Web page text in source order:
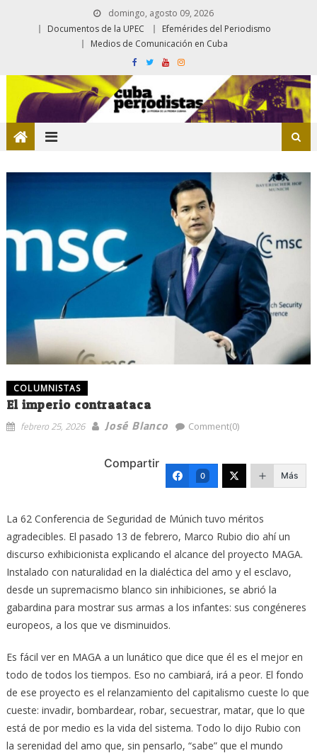
domingo, agosto 09, 2026
Documentos de la UPEC
Efemérides del Periodismo
Medios de Comunicación en Cuba
COLUMNISTAS
El imperio contraataca
febrero 25, 2026 José Blanco Comment(0)
Compartir
0 Más
La 62 Conferencia de Seguridad de Múnich tuvo méritos
agradecibles. El pasado 13 de febrero, Marco Rubio dio ahí un
discurso exhibicionista explicando el alcance del proyecto MAGA.
Instalado con naturalidad en la dialéctica del amo y el esclavo,
desde un supremacismo blanco sin inhibiciones, se abrió la
gabardina para mostrar sus armas a los infantes: sus congéneres
europeos, a los que ve disminuidos.
Es fácil ver en MAGA a un lunático que dice que él es el mejor en
todo de todos los tiempos. Eso no cambiará, irá a peor. El fondo
de ese proyecto es el relanzamiento del capitalismo cueste lo que
cueste: invadir, bombardear, robar, secuestrar, matar, que lo que
está de por medio es la vida del sistema. Todo lo dijo Rubio con
la serenidad del amo que, sin pensarlo, “sabe” que el mundo